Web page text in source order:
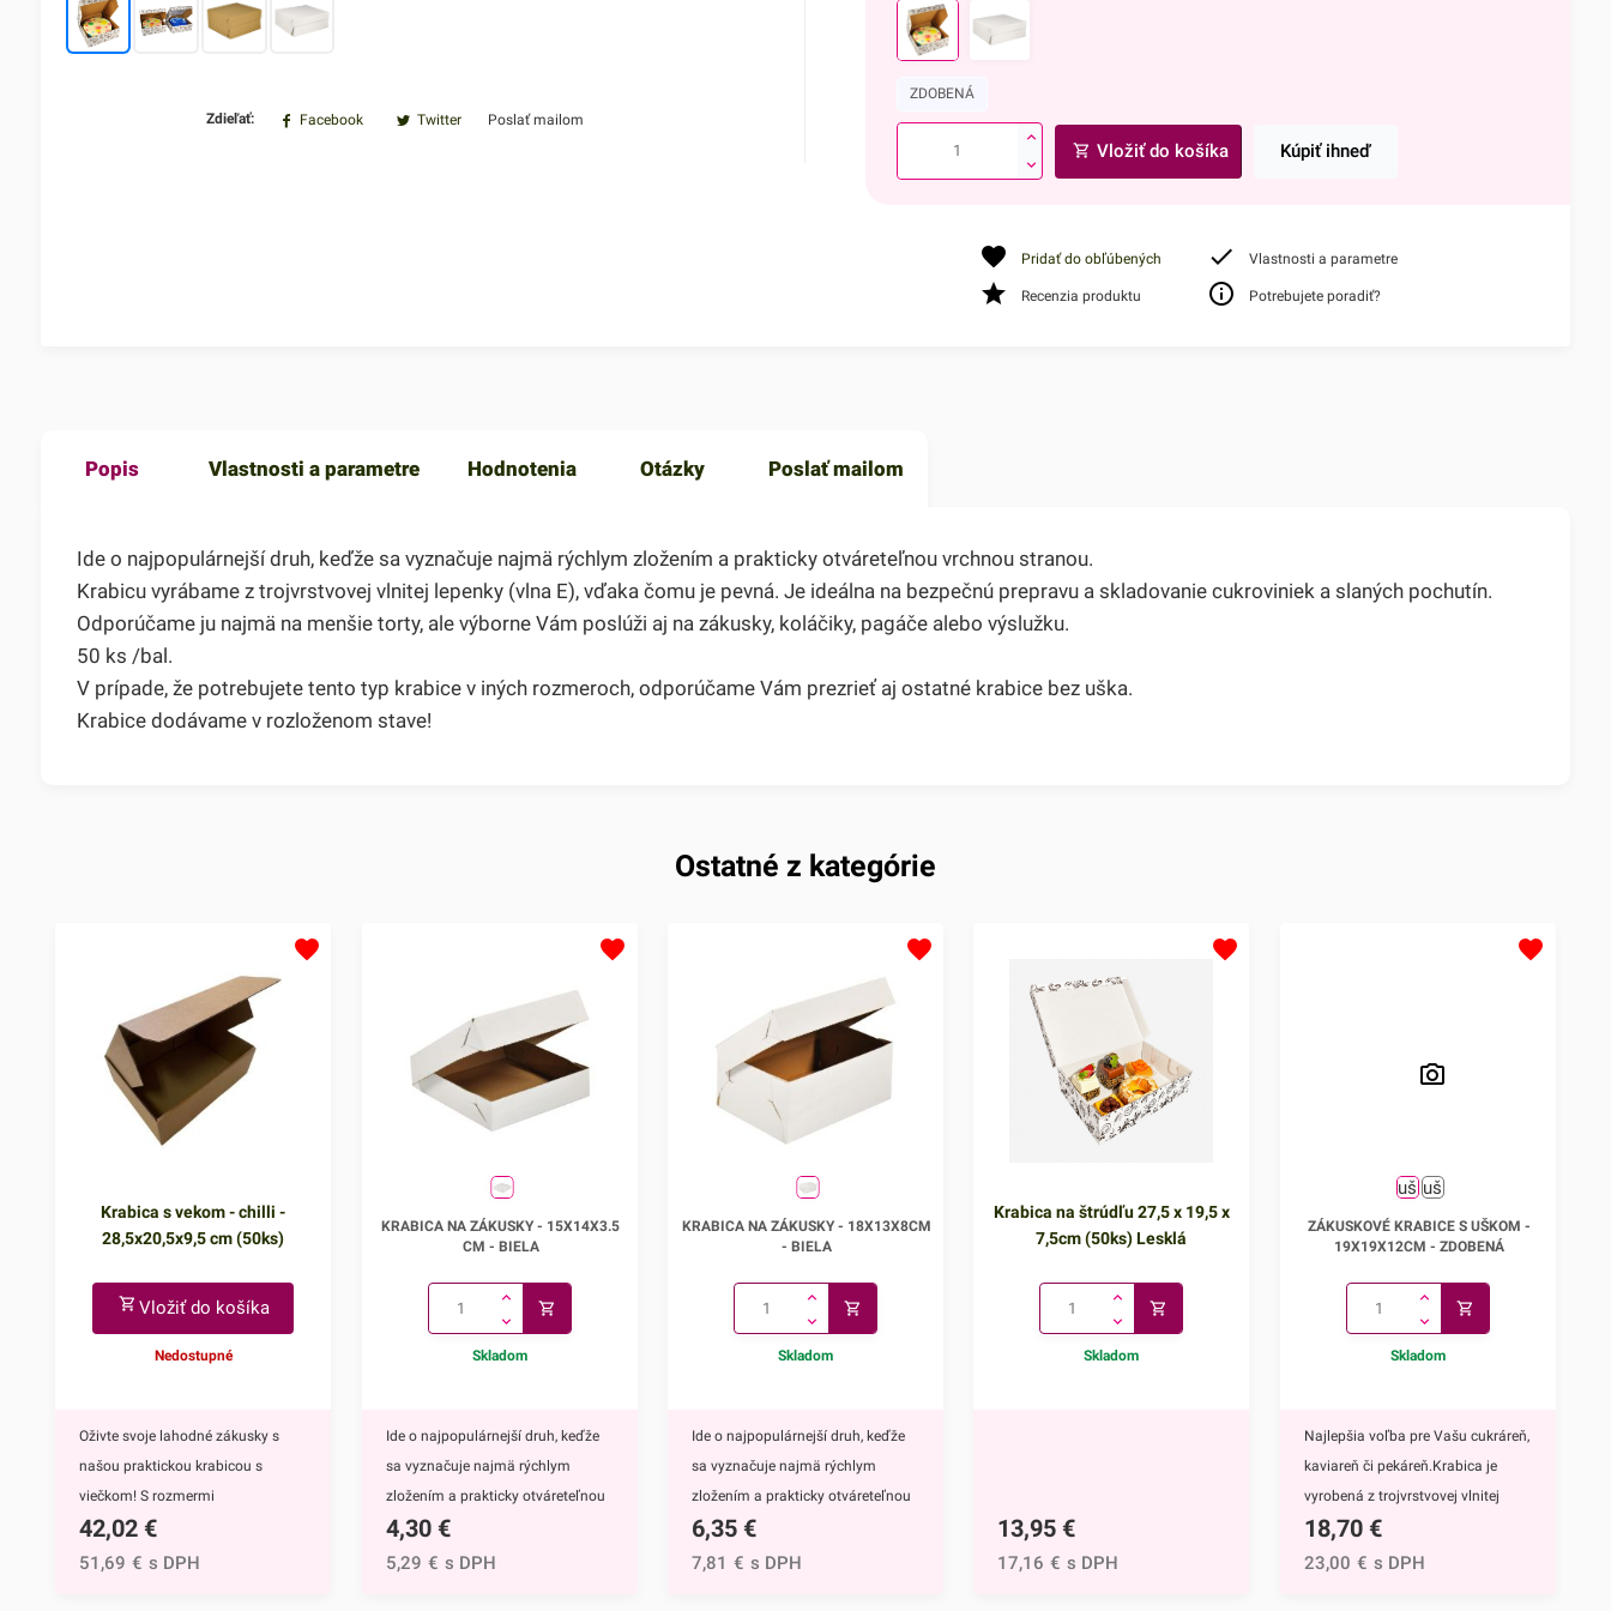
Zdieľať: Facebook Twitter Poslať mailom
ZDOBENÁ
Vložiť do košíka Kúpiť ihneď
Pridať do obľúbených Vlastnosti a parametre
Recenzia produktu Potrebujete poradiť?
Popis Vlastnosti a parametre Hodnotenia Otázky Poslať mailom
Ide o najpopulárnejší druh, keďže sa vyznačuje najmä rýchlym zložením a prakticky otváreteľnou vrchnou stranou.
Krabicu vyrábame z trojvrstvovej vlnitej lepenky (vlna E), vďaka čomu je pevná. Je ideálna na bezpečnú prepravu a skladovanie cukroviniek a slaných pochutín.
Odporúčame ju najmä na menšie torty, ale výborne Vám poslúži aj na zákusky, koláčiky, pagáče alebo výslužku.
50 ks /bal.
V prípade, že potrebujete tento typ krabice v iných rozmeroch, odporúčame Vám prezrieť aj ostatné krabice bez uška.
Krabice dodávame v rozloženom stave!
Ostatné z kategórie
Krabica s vekom - chilli -
28,5x20,5x9,5 cm (50ks)
Vložiť do košíka
Nedostupné
Oživte svoje lahodné zákusky s
našou praktickou krabicou s
viečkom! S rozmermi
28,5x20,5x9,5 cm poskytuje
dostatok priestoru pre uloženie a
42,02 €
51,69 € s DPH
cm
KRABICA NA ZÁKUSKY - 15X14X3.5
CM - BIELA
Skladom
Ide o najpopulárnejší druh, keďže
sa vyznačuje najmä rýchlym
zložením a prakticky otváreteľnou
vrchnou stranou.Krabicu
vyrábame z trojvrstvovej vlnitej
4,30 €
5,29 € s DPH
KRABICA NA ZÁKUSKY - 18X13X8CM
- BIELA
Skladom
Ide o najpopulárnejší druh, keďže
sa vyznačuje najmä rýchlym
zložením a prakticky otváreteľnou
vrchnou stranou.Krabicu
vyrábame z trojvrstvovej vlnitej
6,35 €
7,81 € s DPH
Krabica na štrúdľu 27,5 x 19,5 x
7,5cm (50ks) Lesklá
Skladom
13,95 €
17,16 € s DPH
19x19x12cm
ZÁKUSKOVÉ KRABICE S UŠKOM -
19X19X12CM - ZDOBENÁ
Skladom
Najlepšia voľba pre Vašu cukráreň,
kaviareň či pekáreň.Krabica je
vyrobená z trojvrstvovej vlnitej
lepenky (vlna E), takže je
mimoriadne pevná. Vďaka
18,70 €
23,00 € s DPH